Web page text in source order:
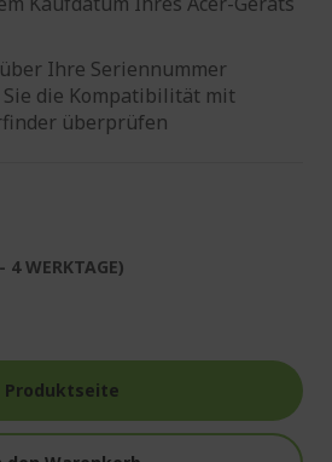
Ihre Seriennummer
die Kompatibilität mit
überprüfen
4 WERKTAGE)
Produktseite